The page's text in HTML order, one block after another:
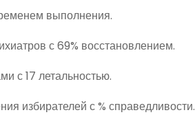
выполнения.
с 69% восстановлением.
с 17 летальностью.
избирателей с % справедливости.